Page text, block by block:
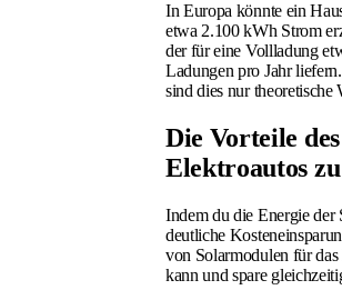
In Europa könnte ein
etwa 2.100 kWh Strom
der für eine Vollladung
Ladungen pro Jahr
sind dies nur theoretische
Die Vorteile
Elektroautos
Indem du die Energie der
deutliche
von Solarmodulen für
kann und spare